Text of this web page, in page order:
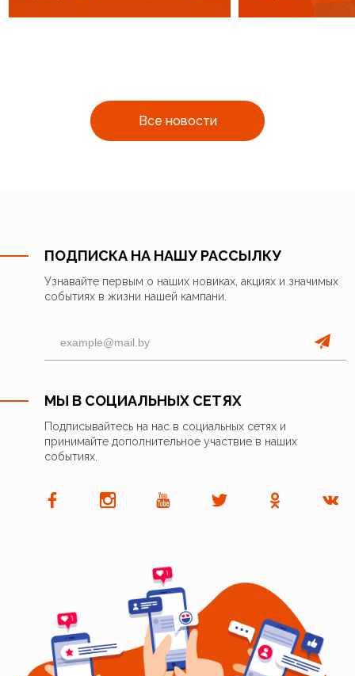
Все новости
ПОДПИСКА НА НАШУ РАССЫЛКУ
Узнавайте первым о наших новиках, акциях и значимых
событиях в жизни нашей кампани.
МЫ В СОЦИАЛЬНЫХ СЕТЯХ
Подписывайтесь на нас в социальных сетях и
принимайте дополнительное участвие в наших
событиях.